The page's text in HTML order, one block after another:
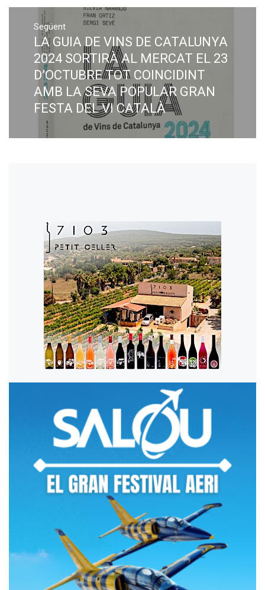
Següent
Next
post:
LA GUIA DE VINS DE CATALUNYA
2024 SORTIRÀ AL MERCAT EL 23
D’OCTUBRE TOT COINCIDINT
AMB LA SEVA POPULAR GRAN
FESTA DEL VI CATALÀ